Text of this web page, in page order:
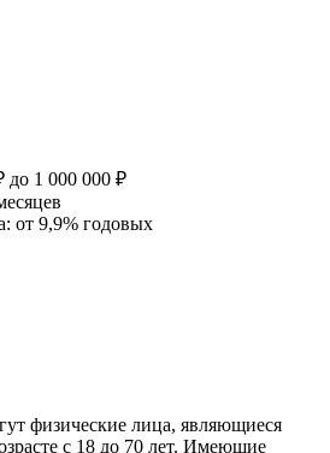
до 1 000 000 ₽
от 9,9% годовых
физические лица, являющиеся
с 18 до 70 лет. Имеющие